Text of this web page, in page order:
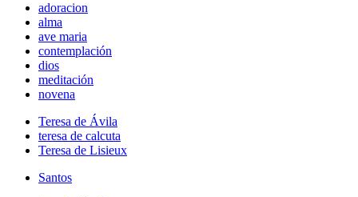
adoracion
alma
ave maria
contemplación
dios
meditación
novena
Teresa de Ávila
teresa de calcuta
Teresa de Lisieux
Santos